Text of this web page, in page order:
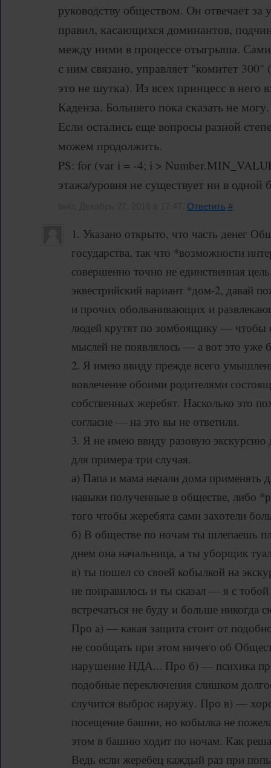
руководству обществом. Он отвечает за
правил, касающихся доминантов,
между ними в процессе отыгрыша.
с ним связано, управляет "комитет 300"
это не шутка). Из всех принцесс в него
Каденза. Большего пока сказать не могу.
Если остались еще вопросы разной
можем продолжить.
PS: for (var i = -4; i >
этажа/уровня не существует ни в
Ответить #
1. Указано открыто, что часть денег
государства, так что *возможности
совершенно точно не единственная
эквестрийский вариант *дом-2, давай
и прочих оболванивающих и
людей крутят по зомбоящику —
мыслей не появлялось — а вот это уже
2. Я имею ввиду прежде всего
вовлечение обоими родителями
собственных жеребят. Насколько это
согласие — на это вы не ответили.
3. Я не имею ввиду разовую экскурсию
для примера три случая.
а) Папа и мама начали дома применять
навыки полученные в обществе, либо
того чтобы жеребята сами захотели
б) В обществе по ночам ты шлепаешь
днем она начальница, а ты уборщик
в) ты пошел со своей кобылкой на
не понравилось и ты сказал — я с
встречаться не буду и больше никогда
Про а) — какая защита стоит от
не сообщать при этом ничего об
нарушение НДА... Про б) — психика
подобные переключения слишком
случится выброс наружу. Про в) —
посещение башни, но кобылка не
этом в башню ходит по ночам. Как
Ведь если жеребец каждый раз при